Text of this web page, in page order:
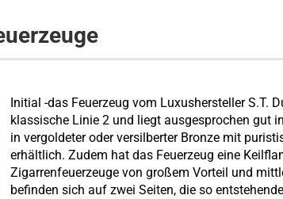
Initial -das Feuerzeug vom Luxushersteller S.T.
klassische Linie 2 und liegt ausgesprochen gut
in vergoldeter oder versilberter Bronze mit
erhältlich. Zudem hat das Feuerzeug eine
Zigarrenfeuerzeuge von großem Vorteil und
befinden sich auf zwei Seiten, die so